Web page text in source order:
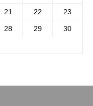
21 22 23
28 29 30